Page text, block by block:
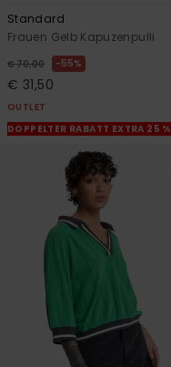
Standard
Frauen Gelb Kapuzenpulli
€ 70,00 55%
€ 31,50
OUTLET
DOPPELTER RABATT EXTRA 25 %